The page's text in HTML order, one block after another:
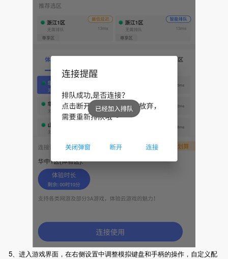
5、进入游戏界面，在右侧设置中调整模拟键盘和手柄的操作，自定义配